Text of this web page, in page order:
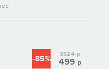
-85% 3324р
499 р